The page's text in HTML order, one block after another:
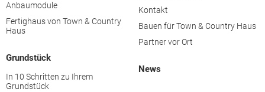
Grieskirchen
Kirchdorf an der Krems
Linz (Stadt)
Anbaumodule
Fertighaus von Town & Country
Haus
Grundstück
In 10 Schritten zu Ihrem
Grundstück
Kontakt
Bauen für Town & Country Haus
Partner vor Ort
News